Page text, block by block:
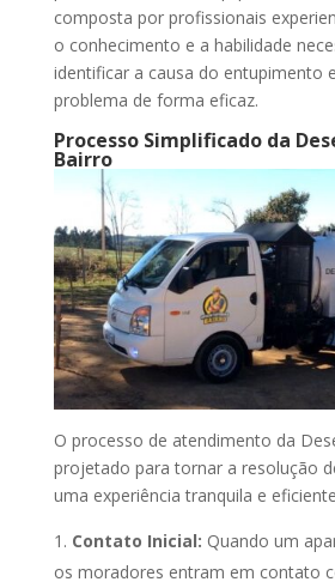
composta por profissionais
o conhecimento e a habilidade
identificar a causa do entupimento
problema de forma eficaz.
Processo Simplificado da
Bairro
O processo de atendimento da
projetado para tornar a resolução
uma experiência tranquila e
Contato Inicial: Quando um
os moradores entram em contato